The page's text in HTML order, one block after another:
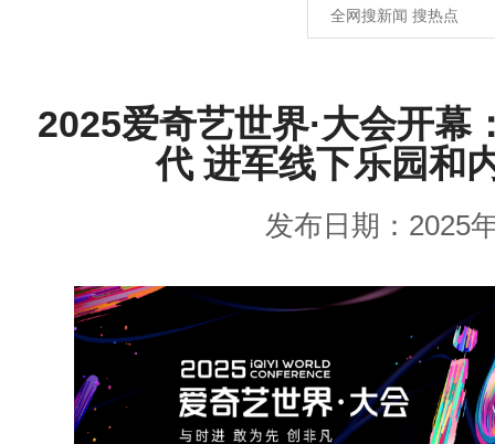
2025爱奇艺世界·大会开幕
代 进军线下乐园和
发布日期：2025